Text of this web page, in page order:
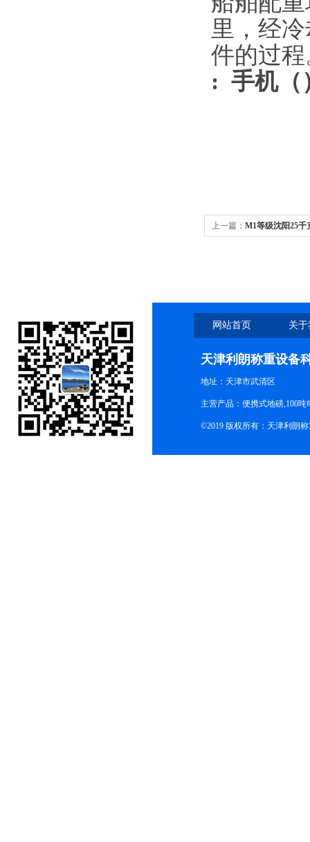
里，经
件的过
: 手机（
上一篇： M1等级沈阳25千
网站首页 关
天津利朗称重设备
地址：天津市武清区
主营产品：便携式地磅,100
©2019 版权所有：天津利朗